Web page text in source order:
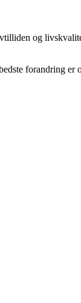
og
forandring er